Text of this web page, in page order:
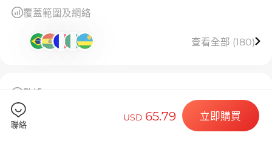
選擇您的目的
安裝您的
覆蓋範圍及網絡
查看全部 (180)
數據
100GB高速流量，用完後限速128kbps無限使用，有
聯絡
USD 65.79 立即購買